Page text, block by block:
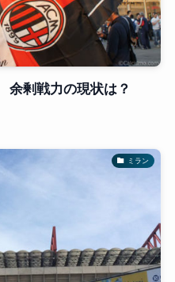
剰戦力の現状は？
ミラン